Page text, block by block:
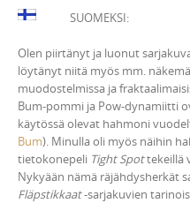
SUOMEKSI:
Olen piirtänyt ja luonut
löytänyt niitä myös mm.
muodostelmissa ja
Bum-pommi ja Pow-dynamiitti
käytössä olevat hahmoni
Bum). Minulla oli myös näihin
tietokonepeli Tight Spottekeillä
Nykyään nämä räjähdysherkät
Fläpstikkaat-sarjakuvien